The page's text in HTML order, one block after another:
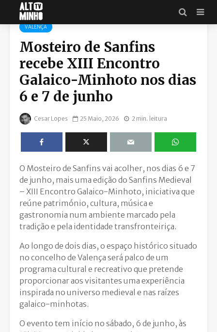
VALENÇA
Mosteiro de Sanfins
recebe XIII Encontro
Galaico-Minhoto nos dias
6 e 7 de junho
Cesar Lopes 25 Maio, 2026 2 min. leitura
O Mosteiro de Sanfins vai acolher, nos dias 6 e 7
de junho, mais uma edição do Sanfins Medieval
– XIII Encontro Galaico-Minhoto, iniciativa que
reúne património, cultura, música e
gastronomia num ambiente marcado pela
tradição e pela identidade transfronteiriça.
Ao longo de dois dias, o espaço histórico situado
no concelho de Valença será palco de um
programa cultural e recreativo que pretende
proporcionar aos visitantes uma experiência
inspirada no universo medieval e nas raízes
galaico-minhotas.
O evento tem início no sábado, 6 de junho, às